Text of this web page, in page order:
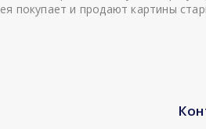
покупает и продают картины